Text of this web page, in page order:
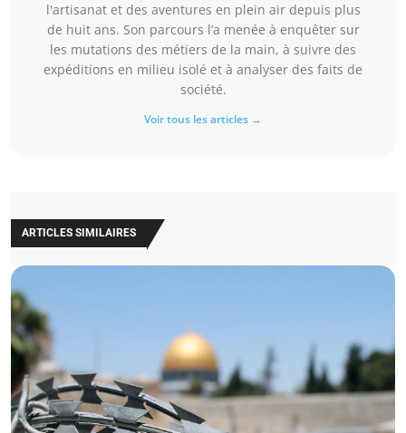
l'artisanat et des aventures en plein air depuis plus
de huit ans. Son parcours l’a menée à enquêter sur
les mutations des métiers de la main, à suivre des
expéditions en milieu isolé et à analyser des faits de
société.
Voir tous les articles →
ARTICLES SIMILAIRES